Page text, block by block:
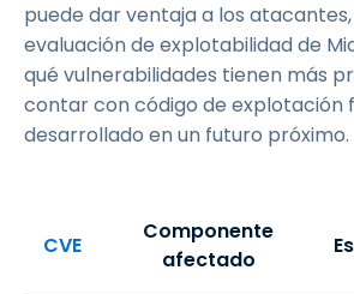
puede dar ventaja a los
evaluación de explotabilidad de
qué vulnerabilidades tienen más
contar con código de explotación
desarrollado en un futuro próximo.
CVE
Componente
afectado